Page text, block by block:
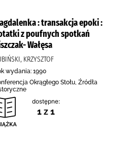
: transakcja epoki :
z poufnych spotkań
Wałęsa
KRZYSZTOF
wydania: 1990
Okrągłego Stołu, Źródła
dostępne:
1 z 1